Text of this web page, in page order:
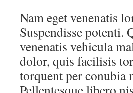
Nam eget venenatis
Suspendisse potenti.
venenatis vehicula
dolor, quis facilisis
torquent per conubia